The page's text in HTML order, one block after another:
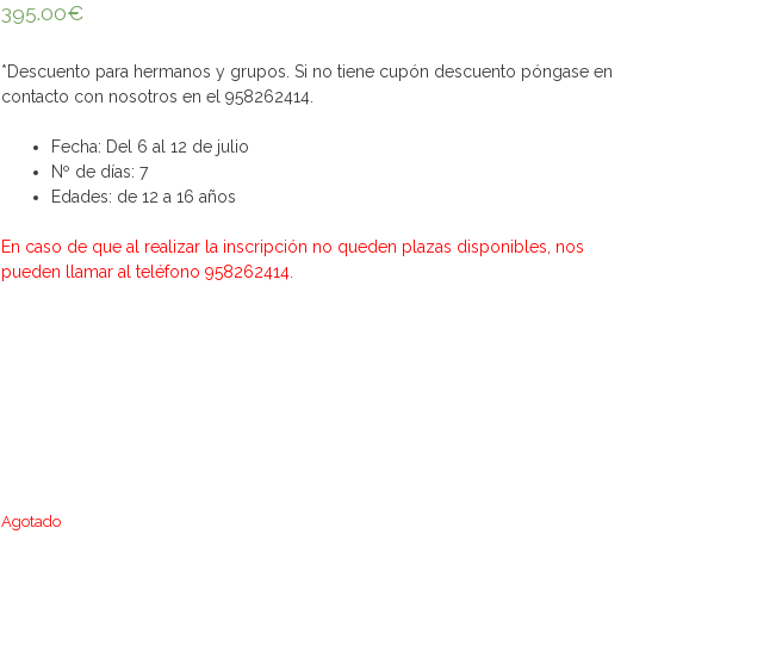
395.00€
*Descuento para hermanos y grupos. Si no tiene cupón descuento póngase en
contacto con nosotros en el 958262414.
Fecha: Del 6 al 12 de julio
Nº de días: 7
Edades: de 12 a 16 años
En caso de que al realizar la inscripción no queden plazas disponibles, nos
pueden llamar al teléfono 958262414.
Agotado